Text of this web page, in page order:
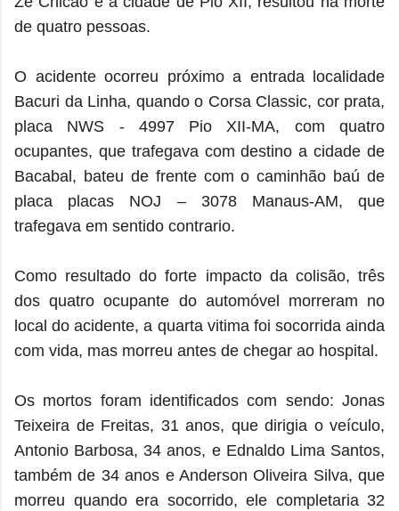
de quatro pessoas.
O acidente ocorreu próximo a entrada localidade
Bacuri da Linha, quando o Corsa Classic, cor prata,
placa NWS - 4997 Pio XII-MA, com quatro
ocupantes, que trafegava com destino a cidade de
Bacabal, bateu de frente com o caminhão baú de
placa placas NOJ – 3078 Manaus-AM, que
trafegava em sentido contrario.
Como resultado do forte impacto da colisão, três
dos quatro ocupante do automóvel morreram no
local do acidente, a quarta vitima foi socorrida ainda
com vida, mas morreu antes de chegar ao hospital.
Os mortos foram identificados com sendo: Jonas
Teixeira de Freitas, 31 anos, que dirigia o veículo,
Antonio Barbosa, 34 anos, e Ednaldo Lima Santos,
também de 34 anos e Anderson Oliveira Silva, que
morreu quando era socorrido, ele completaria 32